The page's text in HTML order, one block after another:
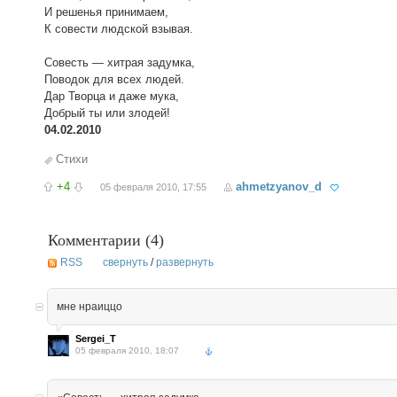
И решенья принимаем,
К совести людской взывая.
Совесть — хитрая задумка,
Поводок для всех людей.
Дар Творца и даже мука,
Добрый ты или злодей!
04.02.2010
Стихи
+4 05 февраля 2010, 17:55 ahmetzyanov_d
Комментарии (4)
RSS свернуть /развернуть
мне нраиццо
Sergei_T
05 февраля 2010, 18:07